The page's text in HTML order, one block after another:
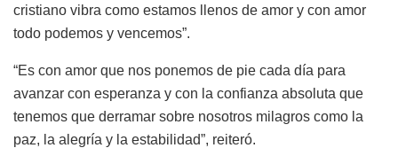
cristiano vibra como estamos llenos de amor y con amor
todo podemos y vencemos”.
“Es con amor que nos ponemos de pie cada día para
avanzar con esperanza y con la confianza absoluta que
tenemos que derramar sobre nosotros milagros como la
paz, la alegría y la estabilidad”, reiteró.